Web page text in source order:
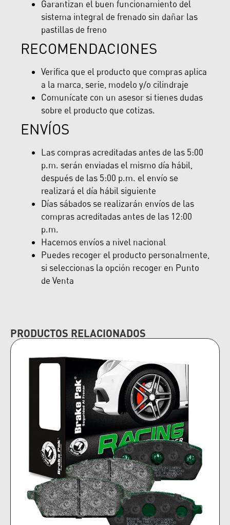
Garantizan el buen funcionamiento del
sistema integral de frenado sin dañar las
pastillas de freno
RECOMENDACIONES
Verifica que el producto que compras aplica
a la marca, serie, modelo y/o cilindraje
Comunícate con un asesor si tienes dudas
sobre el producto que cotizas.
ENVÍOS
Las compras acreditadas antes de las 5:00
p.m. serán enviadas el mismo día hábil,
después de las 5:00 p.m. el envío se
realizará el día hábil siguiente
Días sábados se realizarán envíos de las
compras acreditadas antes de las 12:00
p.m.
Hacemos envíos a nivel nacional
Puedes recoger el producto personalmente,
si seleccionas la opción recoger en Punto
de Venta
PRODUCTOS RELACIONADOS